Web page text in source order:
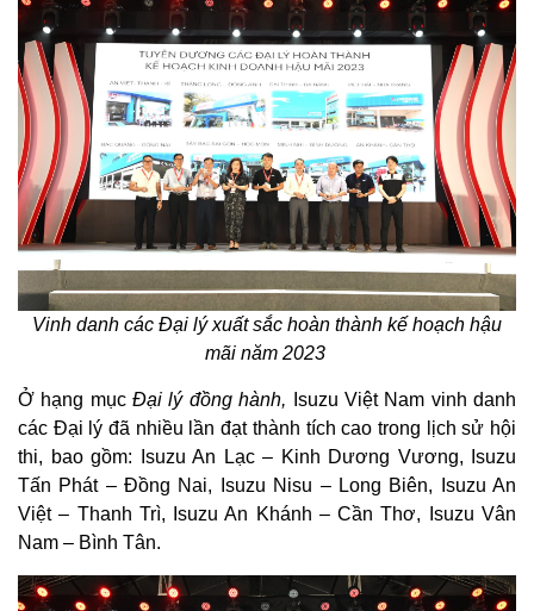
Vinh danh các Đại lý xuất sắc hoàn thành kế hoạch hậu
mãi năm 2023
Ở hạng mụcĐại lý đồng hành,
Isuzu Việt Nam vinh danh
các Đại lý đã nhiều lần đạt thành tích cao trong lịch sử hội
thi, bao gồm: Isuzu An Lạc – Kinh Dương Vương, Isuzu
Tấn Phát – Đồng Nai, Isuzu Nisu – Long Biên, Isuzu An
Việt – Thanh Trì, Isuzu An Khánh – Cần Thơ, Isuzu Vân
Nam – Bình Tân.